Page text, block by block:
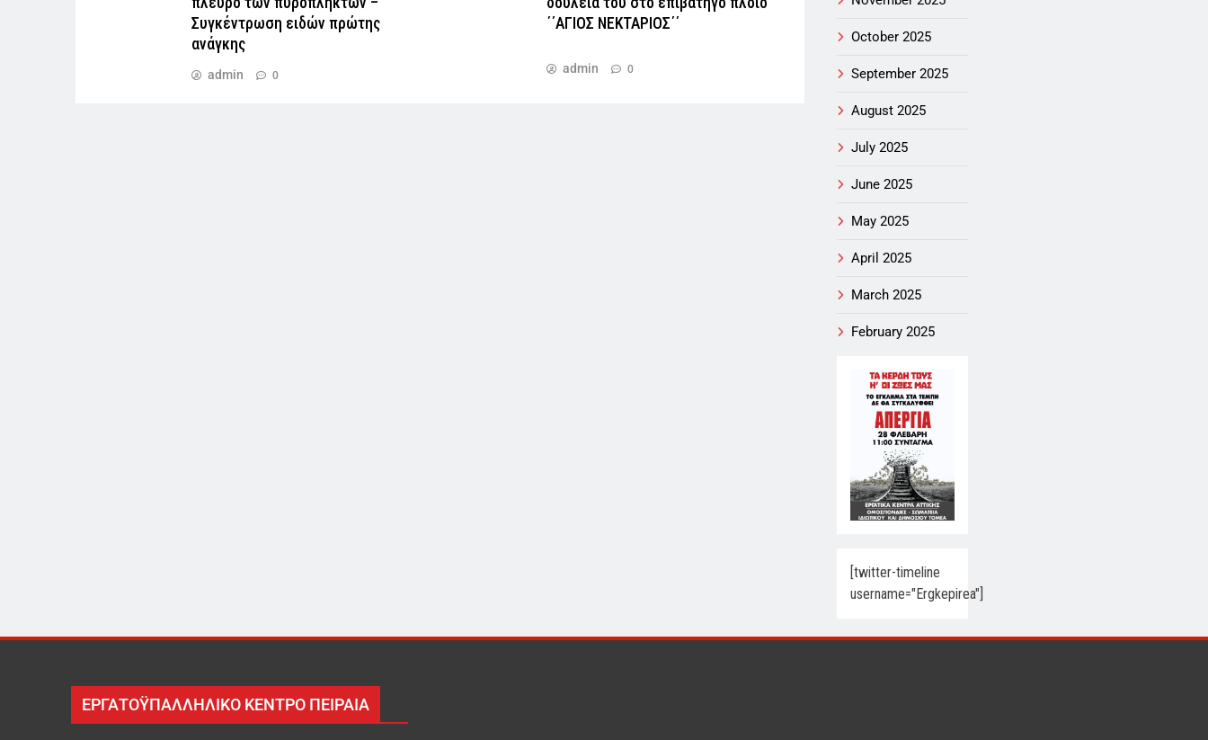
Συγκέντρωση ειδών πρώτης
ανάγκης
admin 0
΄΄ΑΓΙΟΣ ΝΕΚΤΑΡΙΟΣ΄΄
admin 0
October 2025
September 2025
August 2025
July 2025
June 2025
May 2025
April 2025
March 2025
February 2025
[twitter-timeline
username="Ergkepirea"]
ΕΡΓΑΤΟΫΠΑΛΛΗΛΙΚΟ ΚΕΝΤΡΟ ΠΕΙΡΑΙΑ